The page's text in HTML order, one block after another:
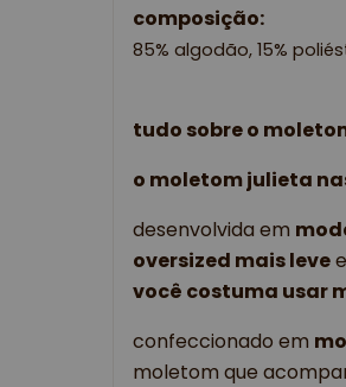
composição:
85% algodão, 15%
tudo sobre o
o moletom julieta
desenvolvida em
oversized mais leve
você costuma usar
confeccionado em
moletom que